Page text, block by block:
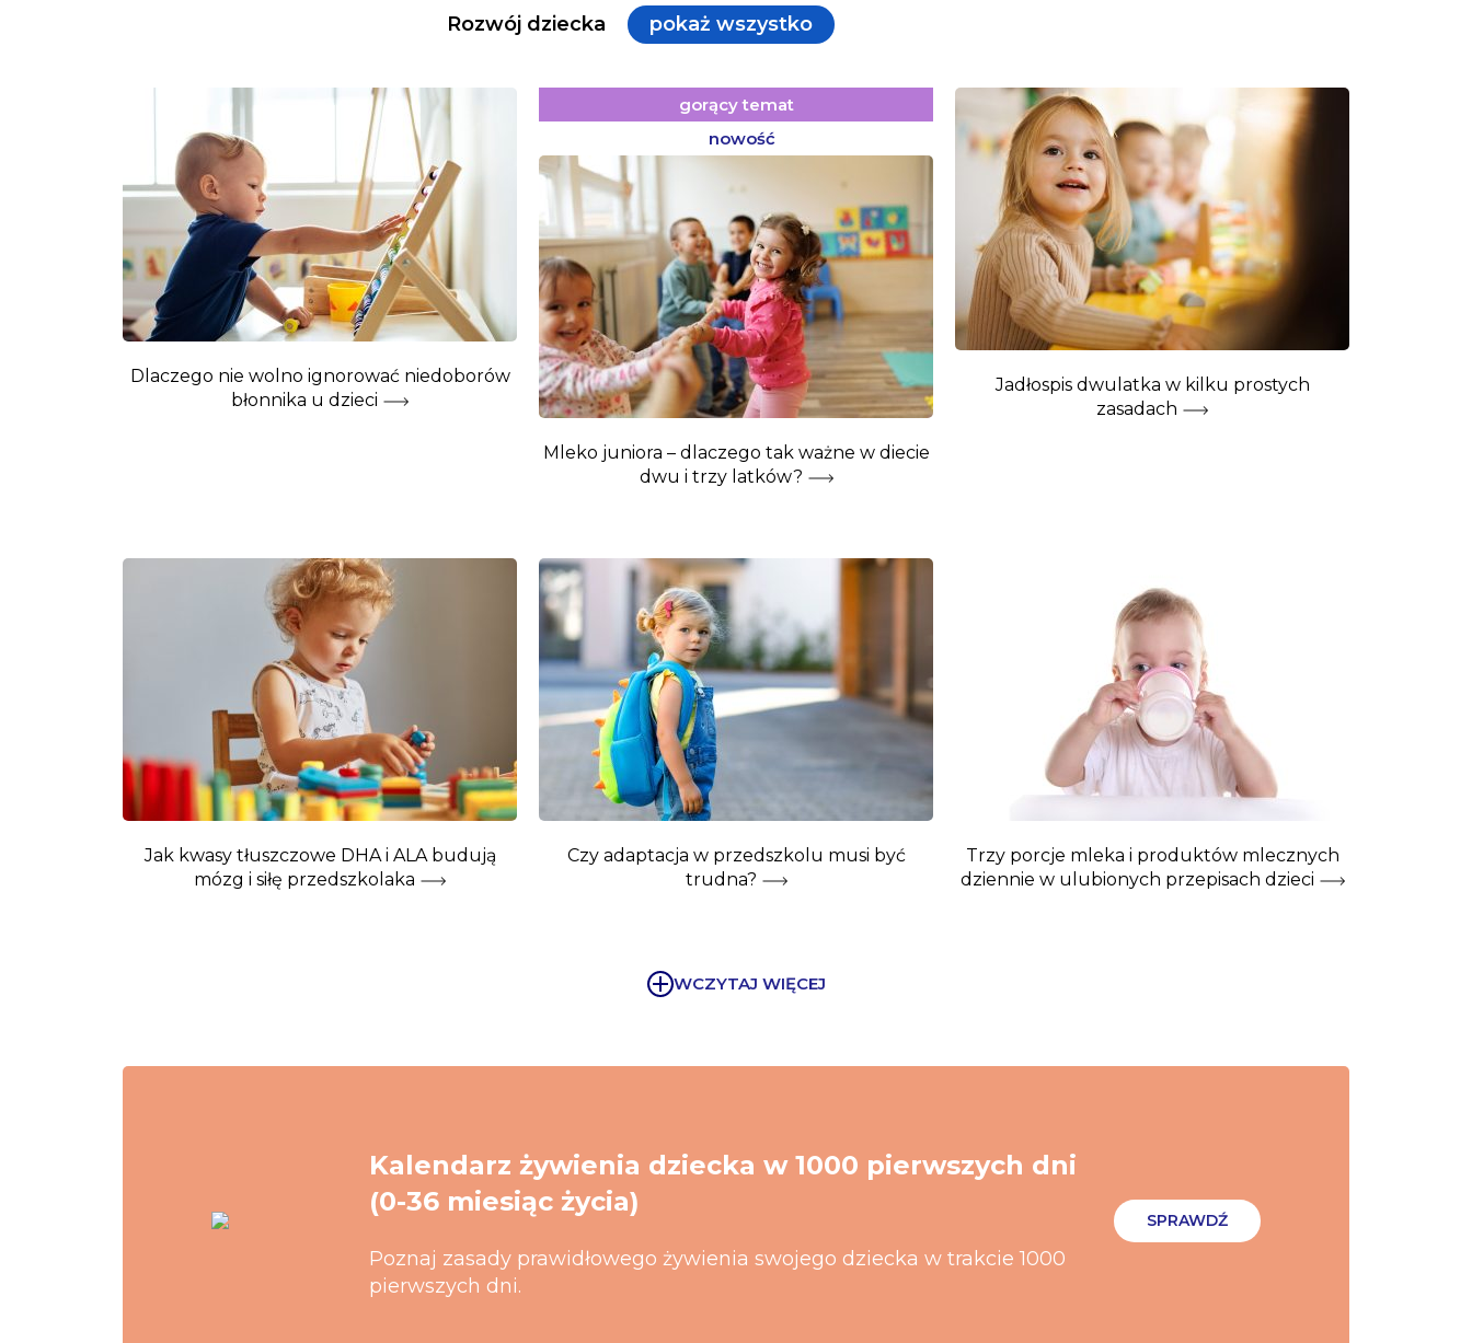
Rozwój dziecka
pokaż wszystko
Dlaczego nie wolno ignorować niedoborów
błonnika u dzieci
gorący temat
nowość
Mleko juniora – dlaczego tak ważne w diecie
dwu i trzy latków?
Jadłospis dwulatka w kilku prostych
zasadach
Jak kwasy tłuszczowe DHA i ALA budują
mózg i siłę przedszkolaka
Czy adaptacja w przedszkolu musi być
trudna?
Trzy porcje mleka i produktów mlecznych
dziennie w ulubionych przepisach dzieci
WCZYTAJ WIĘCEJ
Kalendarz żywienia dziecka w 1000 pierwszych dni
(0-36 miesiąc życia)
Poznaj zasady prawidłowego żywienia swojego dziecka w trakcie 1000
pierwszych dni.
SPRAWDŹ